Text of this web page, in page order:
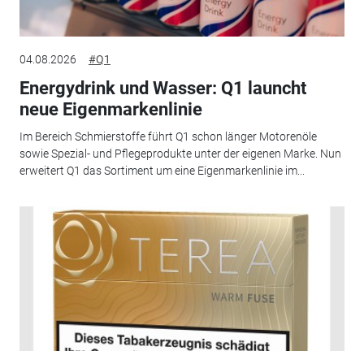
04.08.2026 #Q1
Energydrink und Wasser: Q1 launcht
neue Eigenmarkenlinie
Im Bereich Schmierstoffe führt Q1 schon länger Motorenöle
sowie Spezial- und Pflegeprodukte unter der eigenen Marke. Nun
erweitert Q1 das Sortiment um eine Eigenmarkenlinie im...